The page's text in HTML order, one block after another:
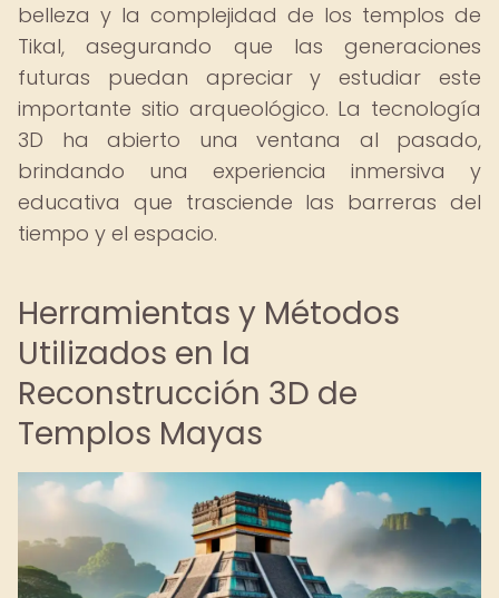
belleza y la complejidad de los templos de
Tikal, asegurando que las generaciones
futuras puedan apreciar y estudiar este
importante sitio arqueológico. La tecnología
3D ha abierto una ventana al pasado,
brindando una experiencia inmersiva y
educativa que trasciende las barreras del
tiempo y el espacio.
Herramientas y Métodos
Utilizados en la
Reconstrucción 3D de
Templos Mayas